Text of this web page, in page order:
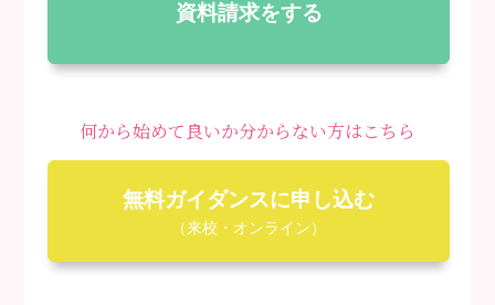
資料請求をする
何から始めて良いか分からない方はこちら
無料ガイダンスに申し込む
（来校・オンライン）